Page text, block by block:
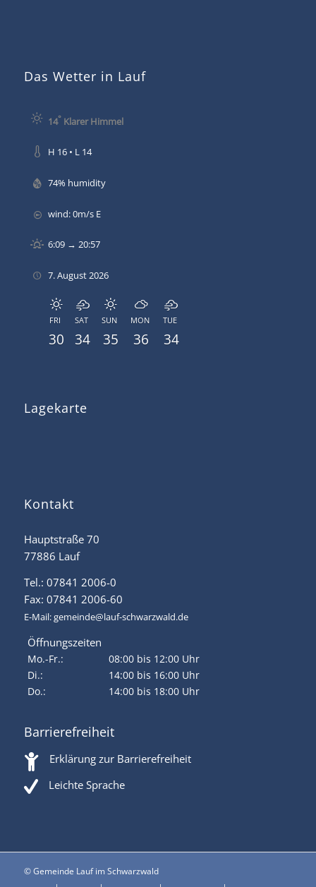
Das Wetter in Lauf
14°Klarer Himmel
H 16 • L 14
74% humidity
wind: 0m/s E
6:09 → 20:57
7. August 2026
FRI
30
SAT
34
SUN
35
MON
36
TUE
34
Lagekarte
Kontakt
Hauptstraße 70
77886 Lauf
Tel.: 07841 2006-0
Fax: 07841 2006-60
E-Mail:gemeinde@lauf-schwarzwald.de
Öffnungszeiten
Mo.-Fr.:
08:00 bis 12:00 Uhr
Di.:
14:00 bis 16:00 Uhr
Do.:
14:00 bis 18:00 Uhr
Barrierefreiheit
Erklärung zur Barrierefreiheit
Leichte Sprache
© Gemeinde Lauf im Schwarzwald